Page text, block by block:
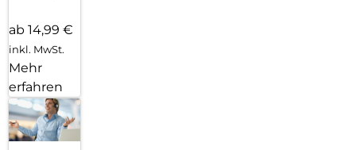
ab 14,99 €
inkl. MwSt.
Mehr
erfahren